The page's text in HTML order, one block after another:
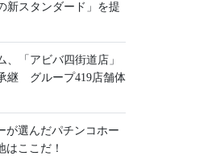
新スタンダード」を提
、「アビバ四街道店」
継 グループ419店舗体
が選んだパチンコホー
はここだ！